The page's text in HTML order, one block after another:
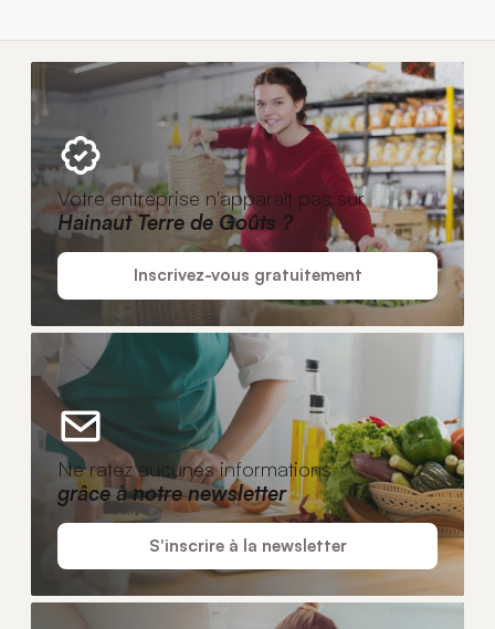
Votre entreprise n'apparaît pas sur
Hainaut Terre de Goûts ?
Inscrivez-vous gratuitement
Ne ratez aucunes informations
grâce à notre newsletter
S'inscrire à la newsletter